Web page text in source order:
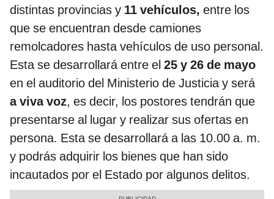
distintas provincias y 11 vehículos, entre los
que se encuentran desde camiones
remolcadores hasta vehículos de uso personal.
Esta se desarrollará entre el 25 y 26 de mayo
en el auditorio del Ministerio de Justicia y será
a viva voz, es decir, los postores tendrán que
presentarse al lugar y realizar sus ofertas en
persona. Esta se desarrollará a las 10.00 a. m.
y podrás adquirir los bienes que han sido
incautados por el Estado por algunos delitos.